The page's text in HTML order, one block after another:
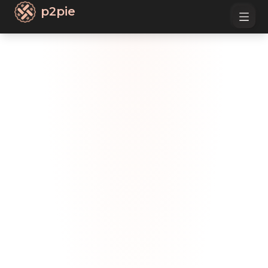
p2pie